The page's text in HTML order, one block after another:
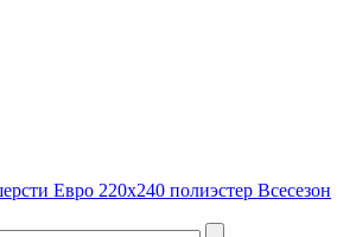
Евро 220х240 полиэстер Всесезон